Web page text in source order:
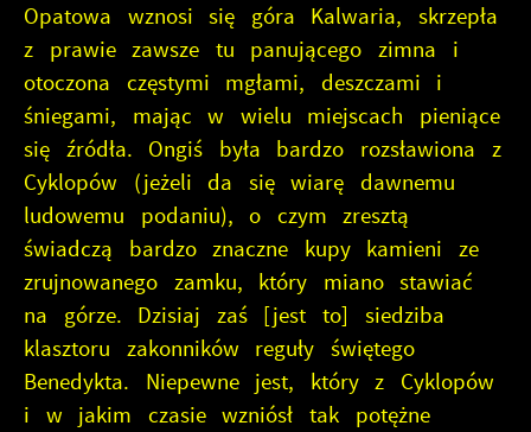
Opatowa wznosi się góra Kalwaria, skrzepła
z prawie zawsze tu panującego zimna i
otoczona częstymi mgłami, deszczami i
śniegami, mając w wielu miejscach pieniące
się źródła. Ongiś była bardzo rozsławiona z
Cyklopów (jeżeli da się wiarę dawnemu
ludowemu podaniu), o czym zresztą
świadczą bardzo znaczne kupy kamieni ze
zrujnowanego zamku, który miano stawiać
na górze. Dzisiaj zaś [jest to] siedziba
klasztoru zakonników reguły świętego
Benedykta. Niepewne jest, który z Cyklopów
i w jakim czasie wzniósł tak potężne